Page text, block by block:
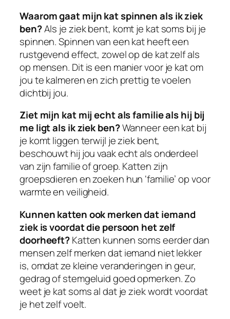
Waarom gaat mijn kat spinnen als ik ziek
ben?Als je ziek bent, komt je kat soms bij je
spinnen. Spinnen van een kat heeft een
rustgevend effect, zowel op de kat zelf als
op mensen. Dit is een manier voor je kat om
jou te kalmeren en zich prettig te voelen
dichtbij jou.
Ziet mijn kat mij echt als familie als hij bij
me ligt als ik ziek ben?Wanneer een kat bij
je komt liggen terwijl je ziek bent,
beschouwt hij jou vaak echt als onderdeel
van zijn familie of groep. Katten zijn
groepsdieren en zoeken hun ‘familie’ op voor
warmte en veiligheid.
Kunnen katten ook merken dat iemand
ziek is voordat die persoon het zelf
doorheeft?Katten kunnen soms eerder dan
mensen zelf merken dat iemand niet lekker
is, omdat ze kleine veranderingen in geur,
gedrag of stemgeluid goed opmerken. Zo
weet je kat soms al dat je ziek wordt voordat
je het zelf voelt.